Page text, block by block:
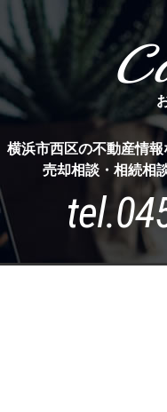
横浜市西区の不動産情
売却相談・相続相
tel.